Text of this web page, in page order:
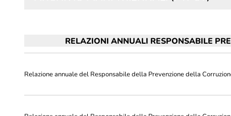
RELAZIONI ANNUALI RESPONSABILE
Relazione annuale del Responsabile della Prevenzione della